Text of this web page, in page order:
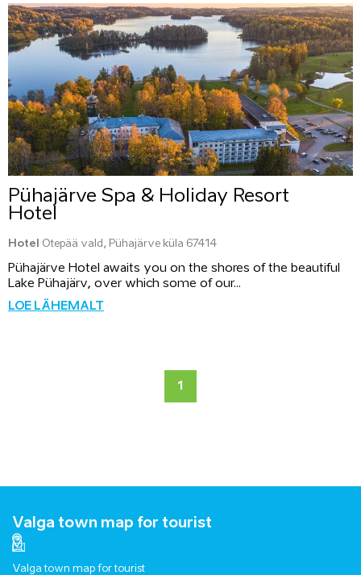
Pühajärve Spa & Holiday Resort
Hotel
Hotel Otepää vald, Pühajärve küla 67414
Pühajärve Hotel awaits you on the shores of the beautiful
Lake Pühajärv, over which some of our...
LOE LÄHEMALT
1
Valga town map for tourist
Valga town map for tourist